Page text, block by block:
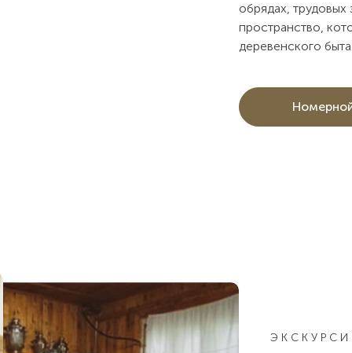
обрядах, трудовых
пространство,
деревенского